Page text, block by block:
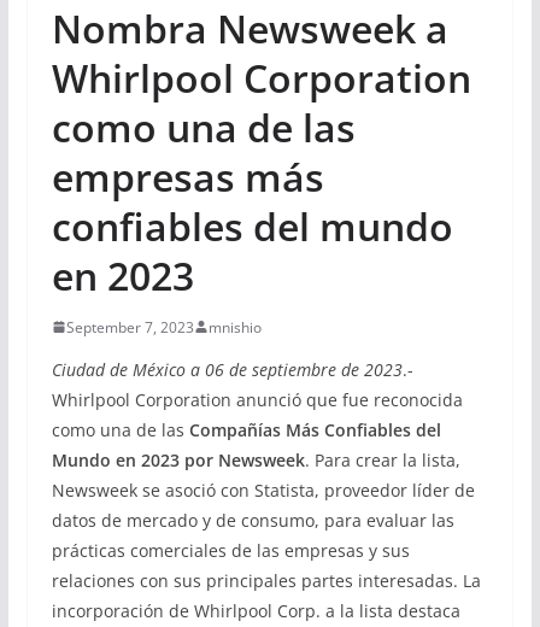
Nombra Newsweek a
Whirlpool Corporation
como una de las
empresas más
confiables del mundo
en 2023
September 7, 2023 mnishio
Ciudad de México a 06 de septiembre de 2023.-
Whirlpool Corporation anunció que fue reconocida
como una de las Compañías Más Confiables del
Mundo en 2023 por Newsweek. Para crear la lista,
Newsweek se asoció con Statista, proveedor líder de
datos de mercado y de consumo, para evaluar las
prácticas comerciales de las empresas y sus
relaciones con sus principales partes interesadas. La
incorporación de Whirlpool Corp. a la lista destaca